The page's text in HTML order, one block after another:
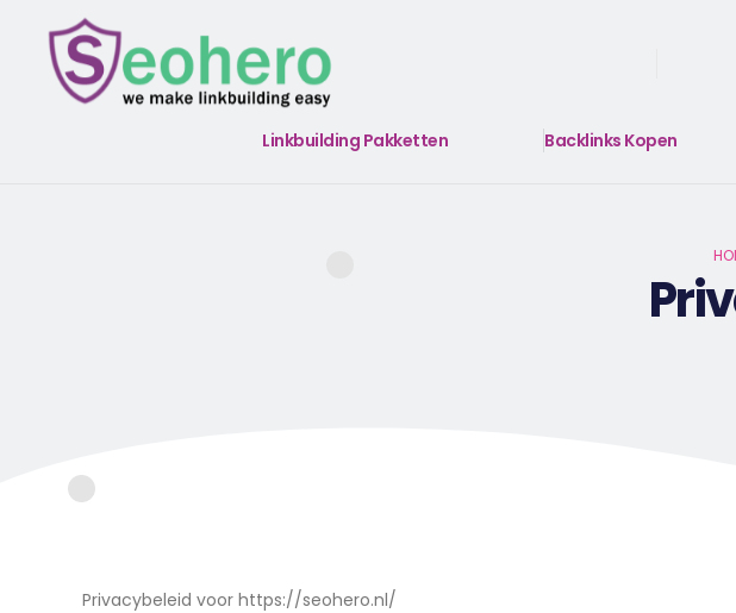
Linkbuilding Pakketten Backlinks Kopen
Privacybeleid voor https://seohero.nl/